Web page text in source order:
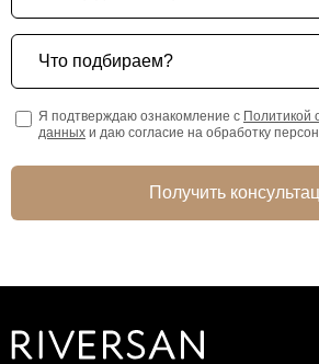
Что подбираем?
Я подтверждаю ознакомление с Политикой
данных и даю согласие на обработку
Получить